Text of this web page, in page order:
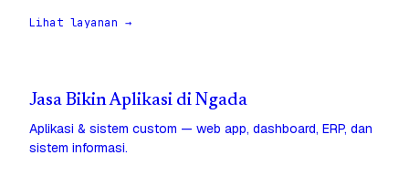
Lihat layanan →
Jasa Bikin Aplikasi di Ngada
Aplikasi & sistem custom — web app, dashboard, ERP, dan
sistem informasi.